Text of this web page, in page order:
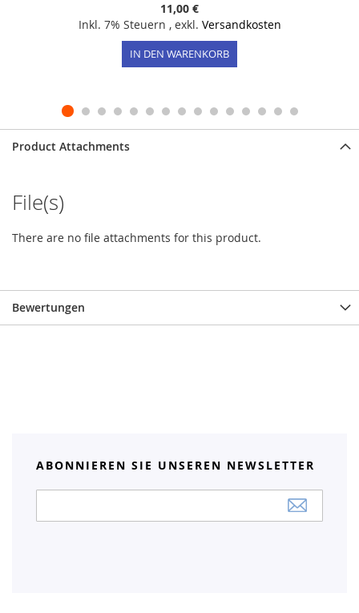
11,00 €
Inkl. 7% Steuern , exkl. Versandkosten
IN DEN WARENKORB
Product Attachments
File(s)
There are no file attachments for this product.
Bewertungen
ABONNIEREN SIE UNSEREN NEWSLETTER
Newsletter: